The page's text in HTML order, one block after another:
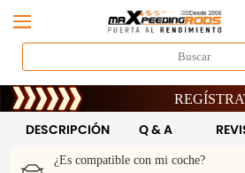
REGÍSTRATE Y
REGÍSTRATE Y
REGÍSTRATE Y
¿Es compatible con mi coche?
DESCRIPCIÓN Q & A